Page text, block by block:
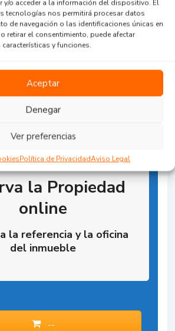
y/o acceder a la información del dispositivo. El
tecnologías nos permitirá procesar datos
de navegación o las identificaciones únicas en
retirar el consentimiento, puede afectar
y funciones.
Aceptar
Denegar
Ver preferencias
Política de PrivacidadAviso Legal
la Propiedad
online
la referencia y la oficina
del inmueble
--